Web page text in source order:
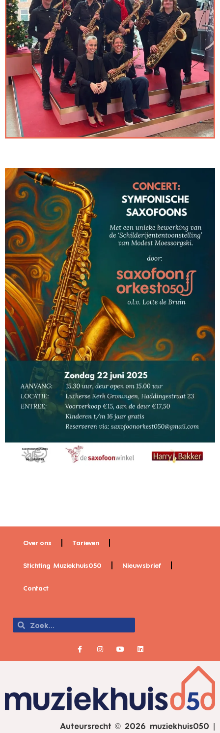
Over ons Tarieven
Stichting Muziekhuis050 Nieuwsbrief
Contact
Auteursrecht © 2026 muziekhuis050 |